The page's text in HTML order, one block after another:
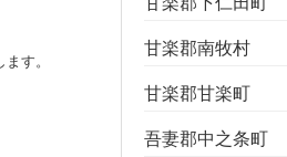
す。
甘楽郡南牧村
甘楽郡甘楽町
吾妻郡中之条町